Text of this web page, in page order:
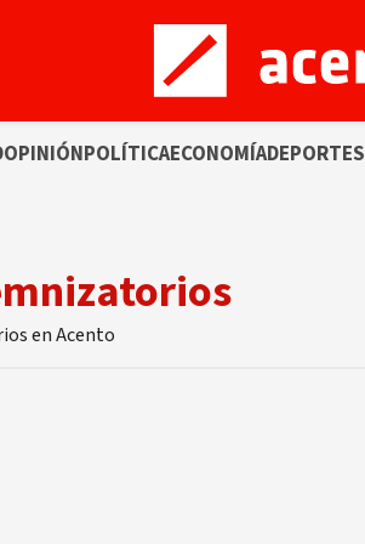
OPINIÓNPOLÍTICAECONOMÍADEPORTES
en Acento